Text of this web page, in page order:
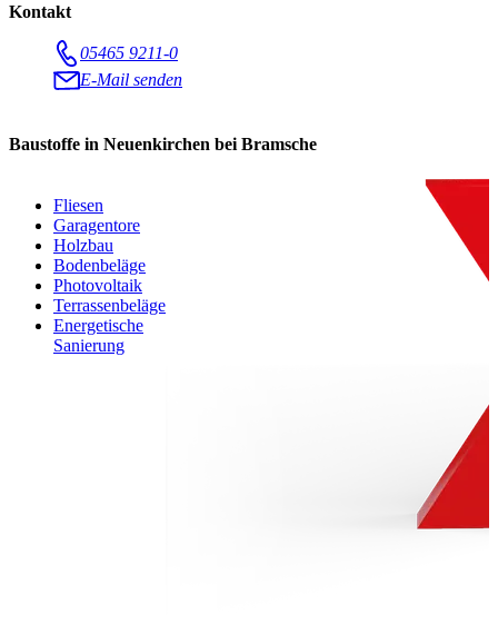
Kontakt
05465 9211-0
E-Mail senden
Baustoffe in Neuenkirchen bei Bramsche
Fliesen
Garagentore
Holzbau
Bodenbeläge
Photovoltaik
Terrassenbeläge
Energetische
Sanierung